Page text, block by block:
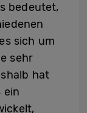
bedeutet,
sich um
sehr
hat
ein